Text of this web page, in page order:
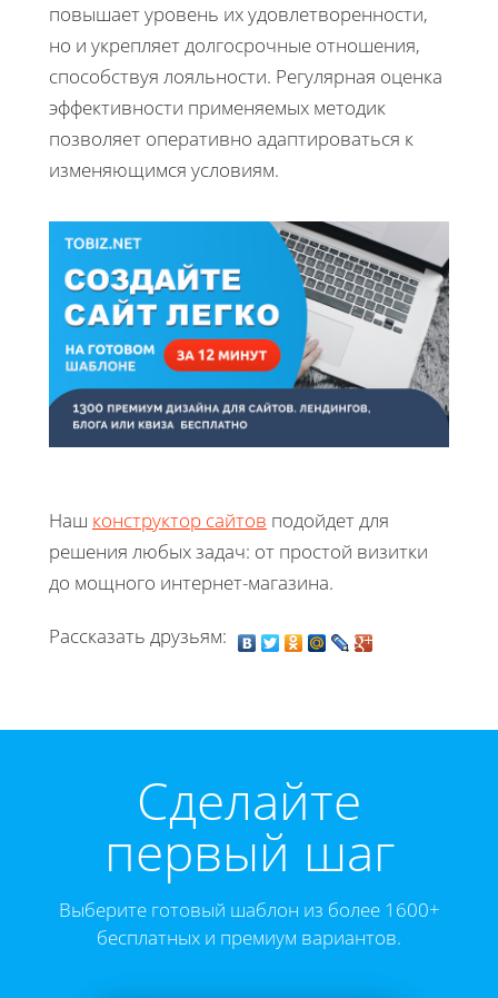
повышает уровень их удовлетворенности,
но и укрепляет долгосрочные отношения,
способствуя лояльности. Регулярная оценка
эффективности применяемых методик
позволяет оперативно адаптироваться к
изменяющимся условиям.
Наш конструктор сайтов подойдет для
решения любых задач: от простой визитки
до мощного интернет-магазина.
Рассказать друзьям:
Cделайте
первый шаг
Выберите готовый шаблон из более 1600+
бесплатных и премиум вариантов.